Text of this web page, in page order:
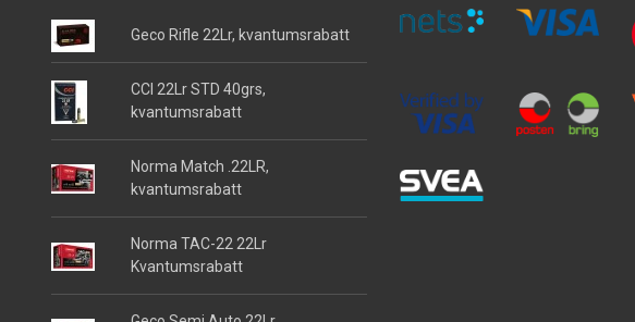
Geco Rifle 22Lr, kvantumsrabatt
CCI 22Lr STD 40grs,
kvantumsrabatt
Norma Match .22LR,
kvantumsrabatt
Norma TAC-22 22Lr
Kvantumsrabatt